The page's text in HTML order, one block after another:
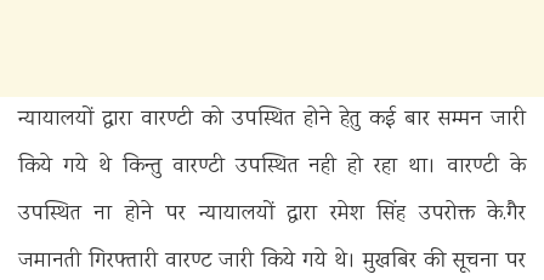
न्यायालयों द्वारा वारण्टी को उपस्थित होने हेतु कई बार सम्मन जारी
किये गये थे किन्तु वारण्टी उपस्थित नही हो रहा था। वारण्टी के
उपस्थित ना होने पर न्यायालयों द्वारा रमेश सिंह उपरोक्त के.गैर
जमानती गिरफ्तारी वारण्ट जारी किये गये थे। मुखबिर की सूचना पर